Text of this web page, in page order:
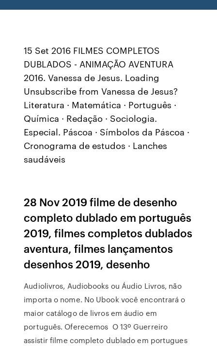
15 Set 2016 FILMES COMPLETOS
DUBLADOS - ANIMAÇÃO AVENTURA
2016. Vanessa de Jesus. Loading
Unsubscribe from Vanessa de Jesus?
Literatura · Matemática · Português ·
Química · Redação · Sociologia.
Especial. Páscoa · Símbolos da Páscoa ·
Cronograma de estudos · Lanches
saudáveis
28 Nov 2019 filme de desenho
completo dublado em português
2019, filmes completos dublados
aventura, filmes lançamentos
desenhos 2019, desenho
Audiolivros, Audiobooks ou Áudio Livros, não
importa o nome. No Ubook você encontrará o
maior catálogo de livros em áudio em
português. Oferecemos O 13º Guerreiro
assistir filme completo dublado em portugues